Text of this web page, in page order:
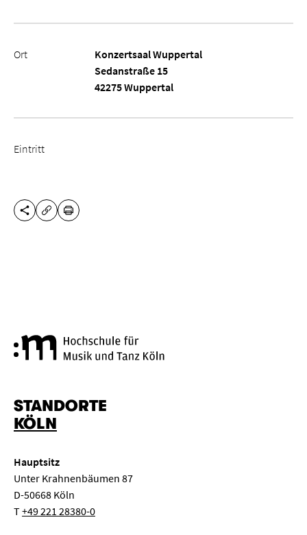
Ort
Konzertsaal Wuppertal
Sedanstraße 15
42275 Wuppertal
Eintritt
DIESE SEITE TEILEN
URL KOPIEREN
DRUCKEN
STANDORTE
KÖLN
Hauptsitz
Unter Krahnenbäumen 87
D-50668 Köln
T+49 221 28380-0